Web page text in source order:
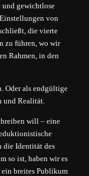
und gewichtlose
von
die vierte
zu führen, wo wir
Rahmen, in den
Oder als endgültige
und Realität.
will – eine
die Identität des
so ist, haben wir es
breites Publikum